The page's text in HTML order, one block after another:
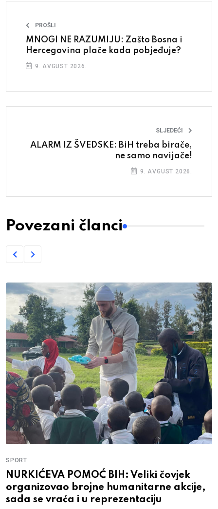
PROŠLI
MNOGI NE RAZUMIJU: Zašto Bosna i
Hercegovina plače kada pobjeđuje?
9. AVGUST 2026.
SLJEDEĆI
ALARM IZ ŠVEDSKE: BiH treba birače,
ne samo navijače!
9. AVGUST 2026.
Povezani članci
SPORT
NURKIĆEVA POMOĆ BIH: Veliki čovjek
organizovao brojne humanitarne akcije,
sada se vraća i u reprezentaciju